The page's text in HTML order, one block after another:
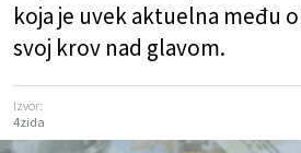
koja je uvek aktuelna među
svoj krov nad glavom.
Izvor:
4zida